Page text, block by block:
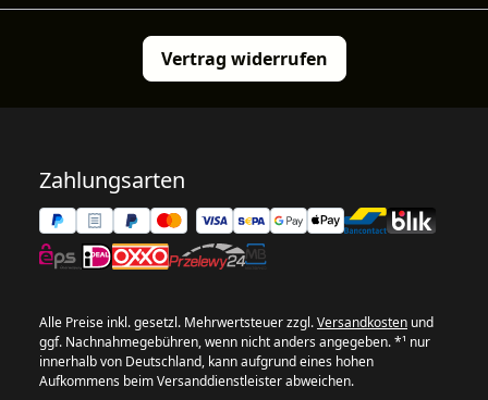
Vertrag widerrufen
Zahlungsarten
Alle Preise inkl. gesetzl. Mehrwertsteuer zzgl.Versandkosten und
ggf. Nachnahmegebühren, wenn nicht anders angegeben. *¹ nur
innerhalb von Deutschland, kann aufgrund eines hohen
Aufkommens beim Versanddienstleister abweichen.